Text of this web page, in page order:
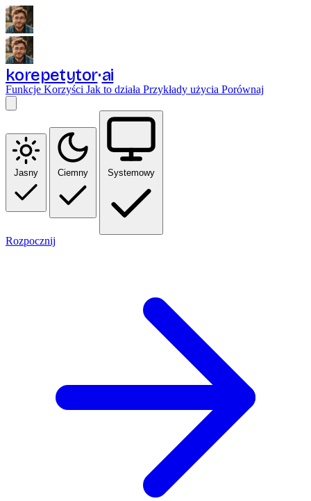
korepetytor ai
Funkcje Korzyści Jak to działa Przykłady użycia Porównaj
Jasny Ciemny Systemowy
Rozpocznij